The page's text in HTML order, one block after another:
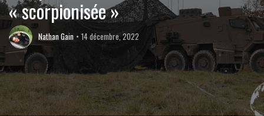
« scorpionisée »
Nathan Gain 14 décembre, 2022